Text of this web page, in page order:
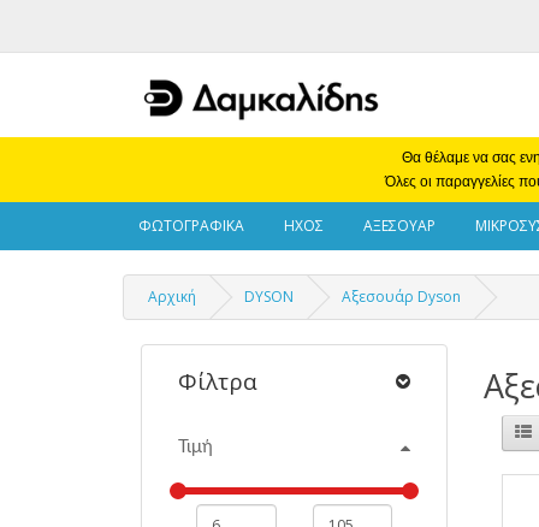
Θα θέλαμε να σας
Όλες οι παραγγελίες
ΦΩΤΟΓΡΑΦΙΚΑ ΗΧΟΣ ΑΞΕΣΟΥΑΡ
Αρχική DYSON Αξεσουάρ Dyson
Φίλτρα
Τιμή